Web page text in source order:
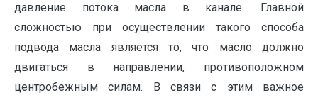
давление потока масла в канале. Главной
сложностью при осуществлении такого способа
подвода масла является то, что масло должно
двигаться в направлении, противоположном
центробежным силам. В связи с этим важное